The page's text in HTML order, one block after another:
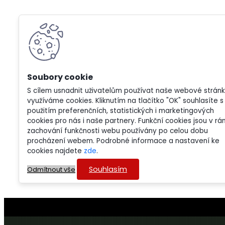
S cílem usnadnit uživatelům používat naše webové
využíváme cookies. Kliknutím na tlačítko "OK" souhlasíte s
použitím preferenčních, statistických i marketingových
cookies pro nás i naše partnery. Funkční cookies jsou v
zachování funkčnosti webu používány po celou dobu
procházení webem. Podrobné informace a nastavení ke
cookies najdete zde.
Odmítnout vše Souhlasím